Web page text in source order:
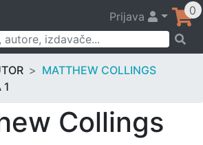
Prijava 0
MATTHEW COLLINGS
1
Collings